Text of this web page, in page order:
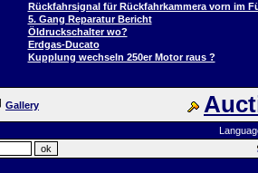
Rückfahrsignal für Rückfahrkammera vorn im
5. Gang Reparatur Bericht
Öldruckschalter wo?
Erdgas-Ducato
Kupplung wechseln 250er Motor raus ?
Gallery